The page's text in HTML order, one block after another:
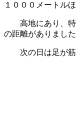
１０００メートル
高地にあり、特
の距離がありました
次の日は足が筋